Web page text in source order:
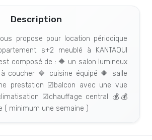
Description
propose pour location périodique
s+2 meublé à KANTAOUI
composé de : 🔶 un salon lumineux
coucher 🔶 cuisine équipé 🔶 salle
prestation ☑balcon avec une vue
☑chauffage central 💰💰
( minimum une semaine )